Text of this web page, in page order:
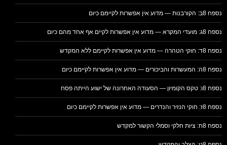
נספח 8ב: הקורבנות — מדוע אין אפשרות לקיימם כיום
נספח 8ג: מועדי המקרא — מדוע אין אפשרות לקיים אף אחד מהם כיום
נספח 8ד: חוקי הטהרה — מדוע אין אפשרות לקיימם ללא המקדש
נספח 8ה: המעשרות והביכורים — מדוע אין אפשרות לקיימם כיום
נספח 8ו: טקס הקומיון — הסעודה האחרונה של ישוע הייתה פסח
נספח 8ז: חוקי הנזיר והנדרים — מדוע אין אפשרות לקיימם כיום
נספח 8ח: ציות חלקי וסמלי הקשור למקדש